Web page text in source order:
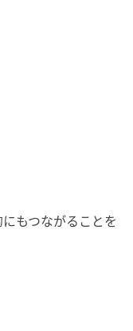
もつながることを